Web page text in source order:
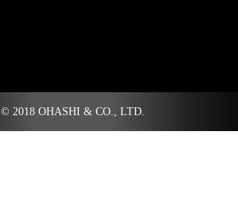
© 2018 OHASHI & CO., LTD.